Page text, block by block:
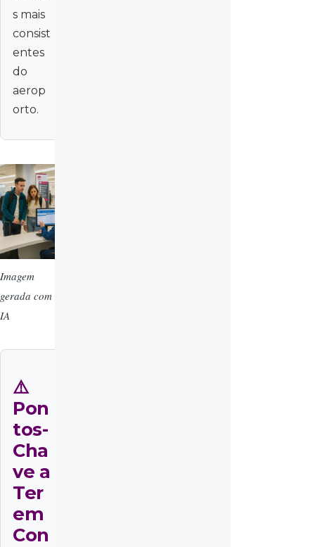
s mais
consist
entes
do
aerop
orto.
Imagem
Imagem
gerada com
IA
⚠️
Pon
tos-
Cha
ve a
Ter
em
Con